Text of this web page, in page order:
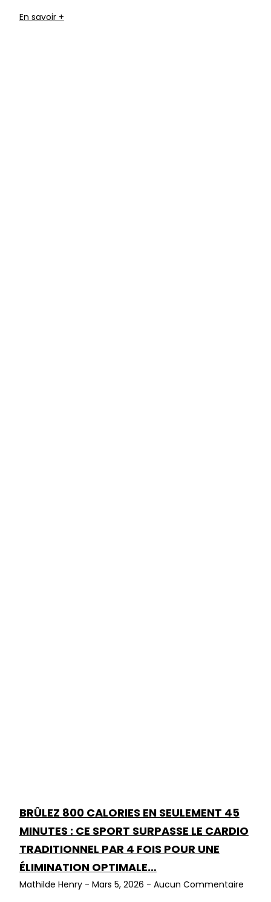
En savoir +
BRÛLEZ 800 CALORIES EN SEULEMENT 45
MINUTES : CE SPORT SURPASSE LE CARDIO
TRADITIONNEL PAR 4 FOIS POUR UNE
ÉLIMINATION OPTIMALE…
Mathilde Henry Mars 5, 2026 Aucun Commentaire